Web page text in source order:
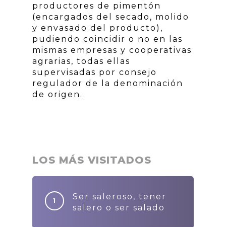
productores de pimentón
(encargados del secado, molido
y envasado del producto),
pudiendo coincidir o no en las
mismas empresas y cooperativas
agrarias, todas ellas
supervisadas por consejo
regulador de la denominación
de origen.
LOS MÁS VISITADOS
Ser saleroso, tener
salero o ser salado